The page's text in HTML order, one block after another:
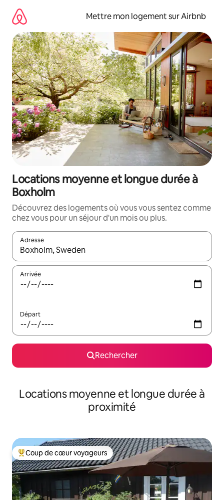
directement
contenu
Mettre mon logement sur Airbnb
Locations moyenne et longue durée à
Boxholm
Découvrez des logements où vous vous sentez comme
chez vous pour un séjour d'un mois ou plus.
Adresse
Lorsque les résultats s'affichent, utilisez les flèches vers le
Arrivée
Départ
Rechercher
Locations moyenne et longue durée à
proximité
Coups de cœur voyageurs les plus appréciés
Coup de cœur voyageurs